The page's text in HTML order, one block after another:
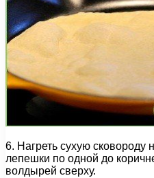
6. Нагреть сухую сковороду
лепешки по одной до
волдырей сверху.